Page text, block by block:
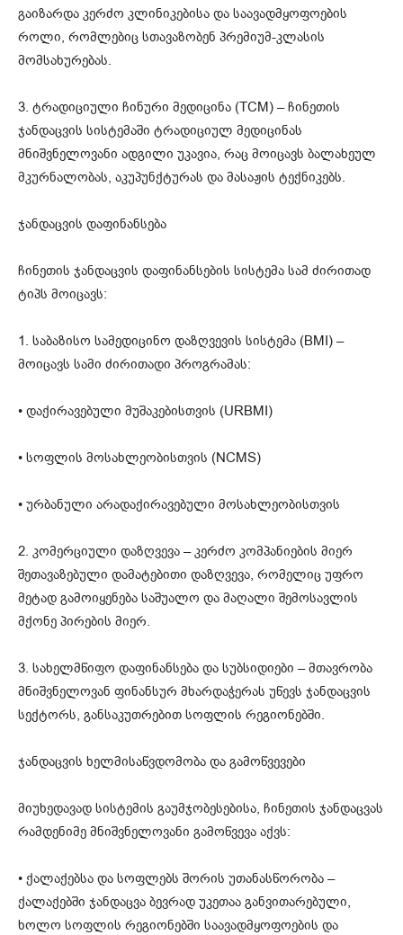
გაიზარდა კერძო კლინიკებისა და საავადმყოფოების
როლი, რომლებიც სთავაზობენ პრემიუმ-კლასის
მომსახურებას.
3. ტრადიციული ჩინური მედიცინა (TCM) – ჩინეთის
ჯანდაცვის სისტემაში ტრადიციულ მედიცინას
მნიშვნელოვანი ადგილი უკავია, რაც მოიცავს ბალახეულ
მკურნალობას, აკუპუნქტურას და მასაჟის ტექნიკებს.
ჯანდაცვის დაფინანსება
ჩინეთის ჯანდაცვის დაფინანსების სისტემა სამ ძირითად
ტიპს მოიცავს:
1. საბაზისო სამედიცინო დაზღვევის სისტემა (BMI) –
მოიცავს სამი ძირითადი პროგრამას:
• დაქირავებული მუშაკებისთვის (URBMI)
• სოფლის მოსახლეობისთვის (NCMS)
• ურბანული არადაქირავებული მოსახლეობისთვის
2. კომერციული დაზღვევა – კერძო კომპანიების მიერ
შეთავაზებული დამატებითი დაზღვევა, რომელიც უფრო
მეტად გამოიყენება საშუალო და მაღალი შემოსავლის
მქონე პირების მიერ.
3. სახელმწიფო დაფინანსება და სუბსიდიები – მთავრობა
მნიშვნელოვან ფინანსურ მხარდაჭერას უწევს ჯანდაცვის
სექტორს, განსაკუთრებით სოფლის რეგიონებში.
ჯანდაცვის ხელმისაწვდომობა და გამოწვევები
მიუხედავად სისტემის გაუმჯობესებისა, ჩინეთის ჯანდაცვას
რამდენიმე მნიშვნელოვანი გამოწვევა აქვს:
• ქალაქებსა და სოფლებს შორის უთანასწორობა –
ქალაქებში ჯანდაცვა ბევრად უკეთაა განვითარებული,
ხოლო სოფლის რეგიონებში საავადმყოფოების და